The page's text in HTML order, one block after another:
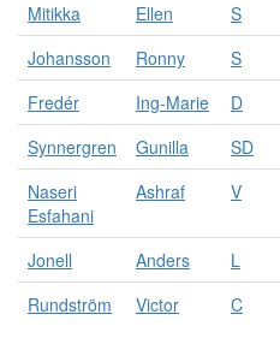
Mitikka
Ellen S
Johansson
Ronny S
Fredér
Ing-Marie D
Synnergren
Gunilla SD
Naseri
Esfahani
Ashraf V
Jonell Anders L
Rundström
Victor C